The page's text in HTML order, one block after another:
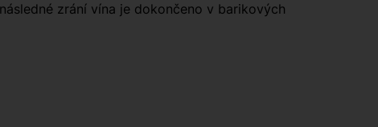
zrání vína je dokončeno v barikových